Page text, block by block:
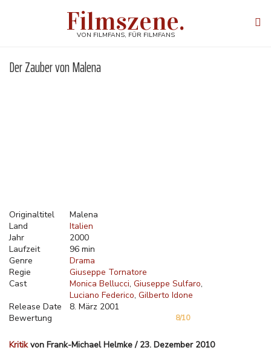
Filmszene.
VON FILMFANS, FÜR FILMFANS
Der Zauber von Malena
Originaltitel
Malena
Land
Italien
Jahr
2000
Laufzeit
96 min
Genre
Drama
Regie
Giuseppe Tornatore
Cast
Monica Bellucci Giuseppe Sulfaro
Luciano Federico Gilberto Idone
Release Date
8. März 2001
Bewertung
8/10
Kritikvon Frank-Michael Helmke / 23. Dezember 2010